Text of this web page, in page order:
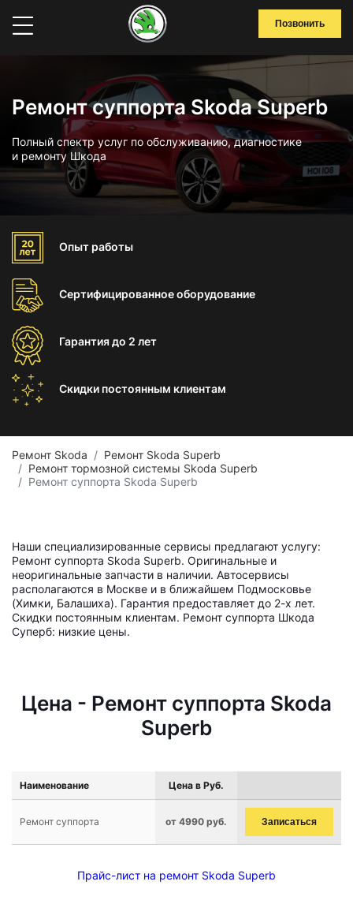
Позвонить
Ремонт суппорта Skoda Superb
Полный спектр услуг по обслуживанию, диагностике
и ремонту Шкода
Опыт работы
Сертифицированноеоборудование
Гарантиядо 2 лет
Скидки постоянным клиентам
Ремонт Skoda
Ремонт Skoda Superb
Ремонт тормозной системы Skoda Superb
Ремонт суппорта Skoda Superb
Наши специализированные сервисы предлагают услугу:
Ремонт суппорта Skoda Superb. Оригинальные и
неоригинальные запчасти в наличии. Автосервисы
располагаются в Москве и в ближайшем Подмосковье
(Химки, Балашиха). Гарантия предоставляет до 2-х лет.
Скидки постоянным клиентам. Ремонт суппорта Шкода
Суперб: низкие цены.
Цена - Ремонт суппорта Skoda
Superb
Наименование Цена в Руб.
Ремонт суппорта от 4990 руб. Записаться
Прайс-лист на ремонт Skoda Superb